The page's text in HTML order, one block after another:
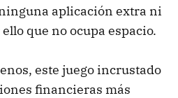
aplicación extra ni
que no ocupa espacio.
este juego incrustado
financieras más